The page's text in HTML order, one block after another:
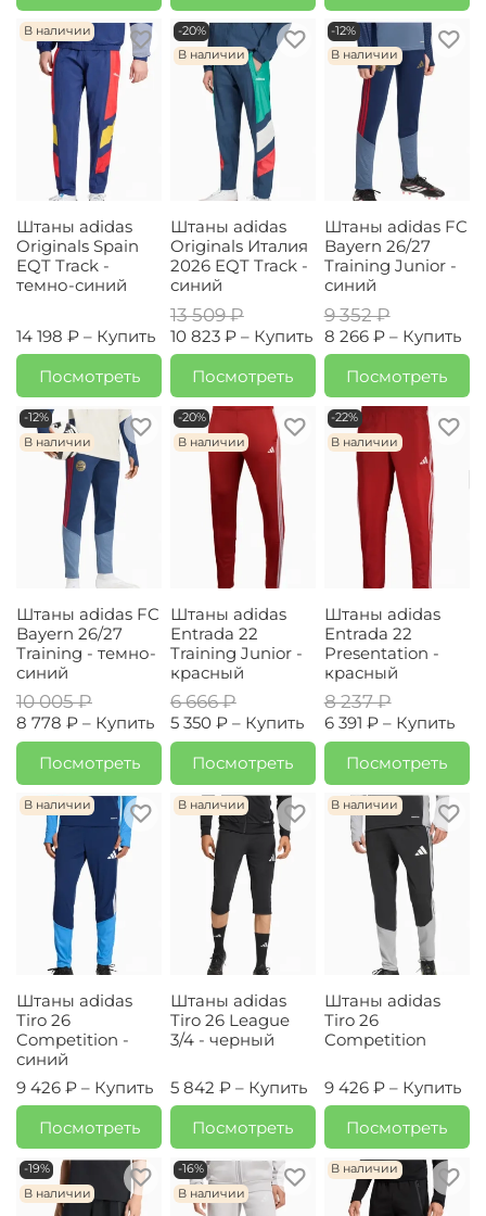
В наличии
Штаны adidas
Originals Spain
EQT Track -
темно-синий
14 198 ₽ – Купить
Посмотреть
-20%
В наличии
Штаны adidas
Originals Италия
2026 EQT Track -
синий
13 509 ₽
10 823 ₽ – Купить
Посмотреть
-12%
В наличии
Штаны adidas FC
Bayern 26/27
Training Junior -
синий
9 352 ₽
8 266 ₽ – Купить
Посмотреть
-12%
В наличии
Штаны adidas FC
Bayern 26/27
Training - темно-
синий
10 005 ₽
8 778 ₽ – Купить
Посмотреть
-20%
В наличии
Штаны adidas
Entrada 22
Training Junior -
красный
6 666 ₽
5 350 ₽ – Купить
Посмотреть
-22%
В наличии
Штаны adidas
Entrada 22
Presentation -
красный
8 237 ₽
6 391 ₽ – Купить
Посмотреть
В наличии
Штаны adidas
Tiro 26
Competition -
синий
9 426 ₽ – Купить
Посмотреть
В наличии
Штаны adidas
Tiro 26 League
3/4 - черный
5 842 ₽ – Купить
Посмотреть
В наличии
Штаны adidas
Tiro 26
Competition
9 426 ₽ – Купить
Посмотреть
-19%
В наличии
-16%
В наличии
В наличии